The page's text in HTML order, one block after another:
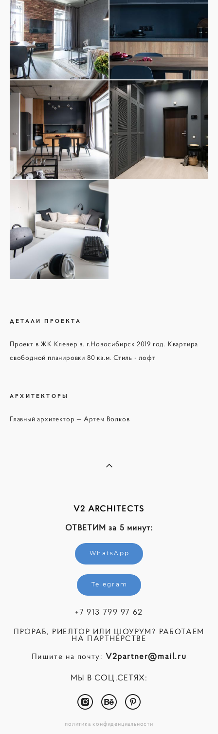
ДЕТАЛИ ПРОЕКТА
Проект в ЖК Клевер в. г.Новосибирск 2019 год. Квартира
свободной планировки 80 кв.м. Стиль - лофт
АРХИТЕКТОРЫ
Главный архитектор — Артем Волков
V2 ARCHITECTS
ОТВЕТИМ за 5 минут:
WhatsApp
Telegram
+7 913 799 97 62
ПРОРАБ, РИЕЛТОР ИЛИ ШОУРУМ? РАБОТАЕМ
НА ПАРТНЁРСТВЕ
Пишите на почту: V2partner@mail.ru
МЫ В СОЦ.СЕТЯХ:
политика конфиденциальности